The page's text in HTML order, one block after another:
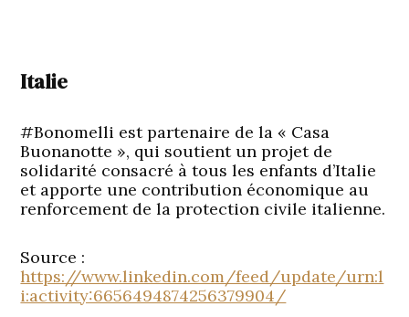
Italie
#Bonomelli est partenaire de la « Casa
Buonanotte », qui soutient un projet de
solidarité consacré à tous les enfants d’Italie
et apporte une contribution économique au
renforcement de la protection civile italienne.
Source :
https://www.linkedin.com/feed/update/urn:l
i:activity:6656494874256379904/